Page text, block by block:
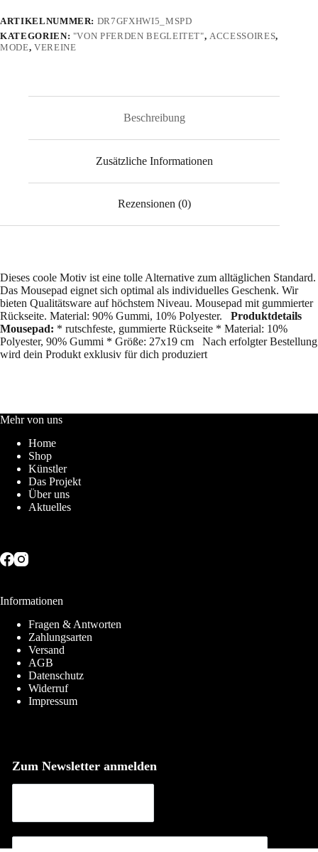
ARTIKELNUMMER: DR7GFXHWI5_MSPD
KATEGORIEN: "VON PFERDEN BEGLEITET",ACCESSOIRES,
MODE, VEREINE
Beschreibung
Zusätzliche Informationen
Rezensionen (0)
Dieses coole Motiv ist eine tolle Alternative zum alltäglichen Standard.
Das Mousepad eignet sich optimal als individuelles Geschenk. Wir
bieten Qualitätsware auf höchstem Niveau. Mousepad mit gummierter
Rückseite. Material: 90% Gummi, 10% Polyester. Produktdetails
Mousepad: * rutschfeste, gummierte Rückseite * Material: 10%
Polyester, 90% Gummi * Größe: 27x19 cm Nach erfolgter Bestellung
wird dein Produkt exklusiv für dich produziert
Mehr von uns
Home
Shop
Künstler
Das Projekt
Über uns
Aktuelles
Informationen
Fragen & Antworten
Zahlungsarten
Versand
AGB
Datenschutz
Widerruf
Impressum
Zum Newsletter anmelden